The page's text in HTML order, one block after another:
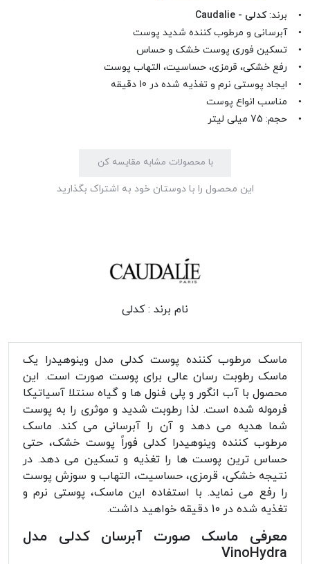
• برند:کدلی - Caudalie
• آبرسانی و مرطوب کننده شدید پوست
• تسکین فوری پوست خشک و حساس
• رفع خشکی، قرمزی، حساسیت، التهاب پوست
• ایجاد پوستی نرم و تغذیه شده در 10 دقیقه
• مناسب انواع پوست
• حجم: 75 میلی لیتر
با محصولات مشابه مقایسه کن
این محصول را با دوستان خود به اشتراک بگذارید
نام برند :کدلی
ماسک مرطوب کننده پوست کدلی مدل وینوهیدرا یک
ماسک رطوبت رسان عالی برای پوست صورت است. این
محصول با آب انگور و پلی فنول ها و گیاه سنتلا آسیاتیکا
فرموله شده است. لذا رطوبت شدید و موثری را به پوست
شما هدیه می دهد و آن را آبرسانی می کند. ماسک
مرطوب کننده وینوهیدرا کدلی فوراً پوست خشک، حتی
حساس ترین پوست ها را تغذیه و تسکین می دهد. در
نتیجه خشکی، قرمزی، حساسیت، التهاب و سوزش پوست
را رفع می نماید. با استفاده این ماسک، پوستی نرم و
تغذیه شده در 10 دقیقه خواهید داشت.
معرفی ماسک صورت آبرسان کدلی مدل
VinoHydra